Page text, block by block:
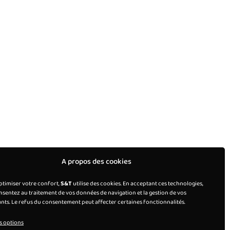
A propos des cookies
votre confort,S&Tutilise des cookies. En acceptant ces technologies,
au traitement de vos données de navigation et la gestion de vos
Le refus du consentement peut affecter certaines fonctionnalités.
options